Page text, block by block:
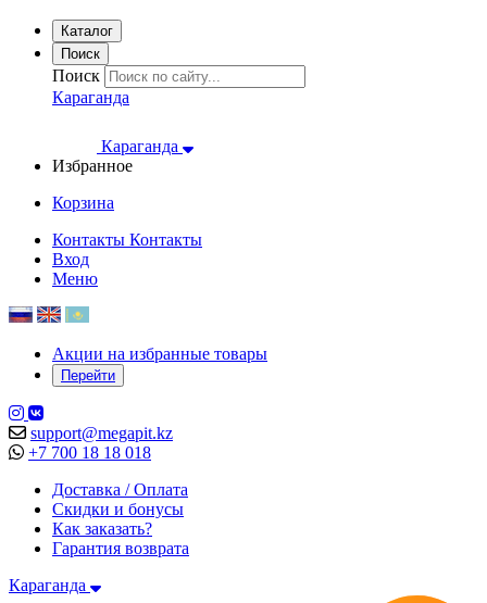
Каталог
Поиск
Поиск
Караганда
Караганда
Избранное
Корзина
Контакты Контакты
Вход
Меню
Акции на избранные товары
Перейти
support@megapit.kz
+7 700 18 18 018
Доставка / Оплата
Скидки и бонусы
Как заказать?
Гарантия возврата
Караганда